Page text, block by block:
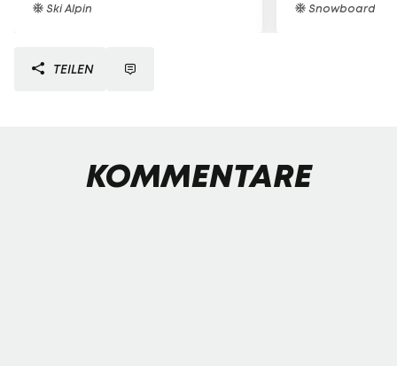
Ski Alpin Snowboard
TEILEN
KOMMENTARE